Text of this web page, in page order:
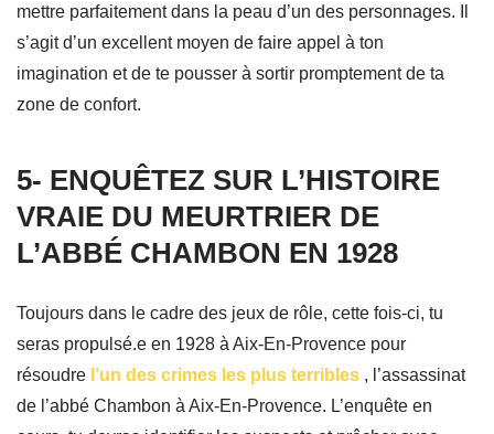
mettre parfaitement dans la peau d’un des personnages. Il
s’agit d’un excellent moyen de faire appel à ton
imagination et de te pousser à sortir promptement de ta
zone de confort.
5- ENQUÊTEZ SUR L’HISTOIRE
VRAIE DU MEURTRIER DE
L’ABBÉ CHAMBON EN 1928
Toujours dans le cadre des jeux de rôle, cette fois-ci, tu
seras propulsé.e en 1928 à Aix-En-Provence pour
résoudre l’un des crimes les plus terribles , l’assassinat
de l’abbé Chambon à Aix-En-Provence. L’enquête en